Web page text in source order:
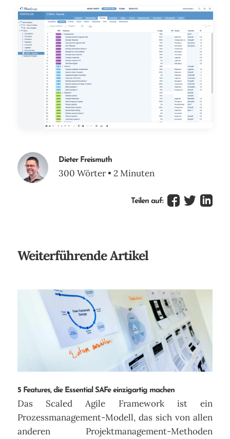
Dieter Freismuth
300 Wörter • 2 Minuten
Teilen auf:
Weiterführende Artikel
5 Features, die Essential SAFe einzigartig machen
Das Scaled Agile Framework ist ein
Prozessmanagement-Modell, das sich von allen
anderen Projektmanagement-Methoden